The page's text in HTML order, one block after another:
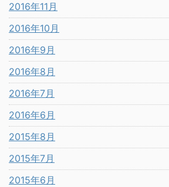
2016年11月
2016年10月
2016年9月
2016年8月
2016年7月
2016年6月
2015年8月
2015年7月
2015年6月